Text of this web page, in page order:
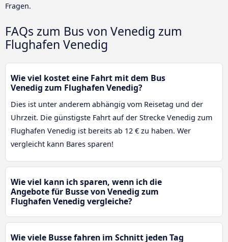
Fragen.
FAQs zum Bus von Venedig zum
Flughafen Venedig
Wie viel kostet eine Fahrt mit dem Bus
Venedig zum Flughafen Venedig?
Dies ist unter anderem abhängig vom Reisetag und der
Uhrzeit. Die günstigste Fahrt auf der Strecke Venedig zum
Flughafen Venedig ist bereits ab 12 € zu haben. Wer
vergleicht kann Bares sparen!
Wie viel kann ich sparen, wenn ich die
Angebote für Busse von Venedig zum
Flughafen Venedig vergleiche?
Wie viele Busse fahren im Schnitt jeden Tag